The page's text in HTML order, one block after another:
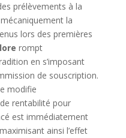
prélèvements à la
la
lors des premières
rompt
en s’imposant
de souscription.
modifie
rentabilité pour
est immédiatement
ainsi l’effet